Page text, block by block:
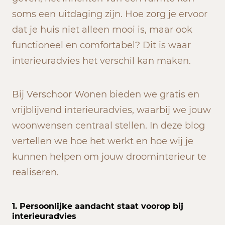
soms een uitdaging zijn. Hoe zorg je ervoor
dat je huis niet alleen mooi is, maar ook
functioneel en comfortabel? Dit is waar
interieuradvies het verschil kan maken.
Bij Verschoor Wonen bieden we gratis en
vrijblijvend interieuradvies, waarbij we jouw
woonwensen centraal stellen. In deze blog
vertellen we hoe het werkt en hoe wij je
kunnen helpen om jouw droominterieur te
realiseren.
1. Persoonlijke aandacht staat voorop bij
interieuradvies